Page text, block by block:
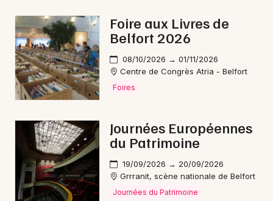
Artistes en tournée
Actus à Delle
Magazine à Delle
Foire aux Livres de
Belfort 2026
08/10/2026 → 01/11/2026
Centre de Congrès Atria - Belfort
Foires
Journées Européennes
du Patrimoine
19/09/2026 → 20/09/2026
Grrranit, scène nationale de Belfort
Journées du Patrimoine